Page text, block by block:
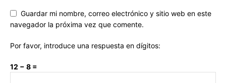
Guardar mi nombre, correo electrónico y sitio web en este
navegador la próxima vez que comente.
Por favor, introduce una respuesta en dígitos:
12 − 8 =